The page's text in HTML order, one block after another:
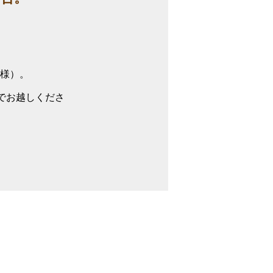
）。
お越しくださ